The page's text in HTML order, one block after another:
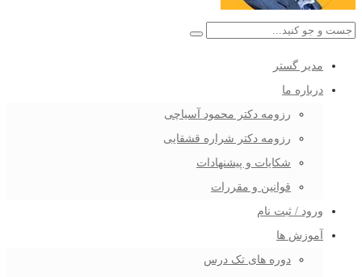
مدیر گستر
درباره ما
رزومه دکتر محمود آسیاچی
رزومه دکتر شراره قشقایی
شکایات و پیشنهادات
قوانین و مقررات
ورود / ثبت نام
آموزش ها
دوره های تک درس